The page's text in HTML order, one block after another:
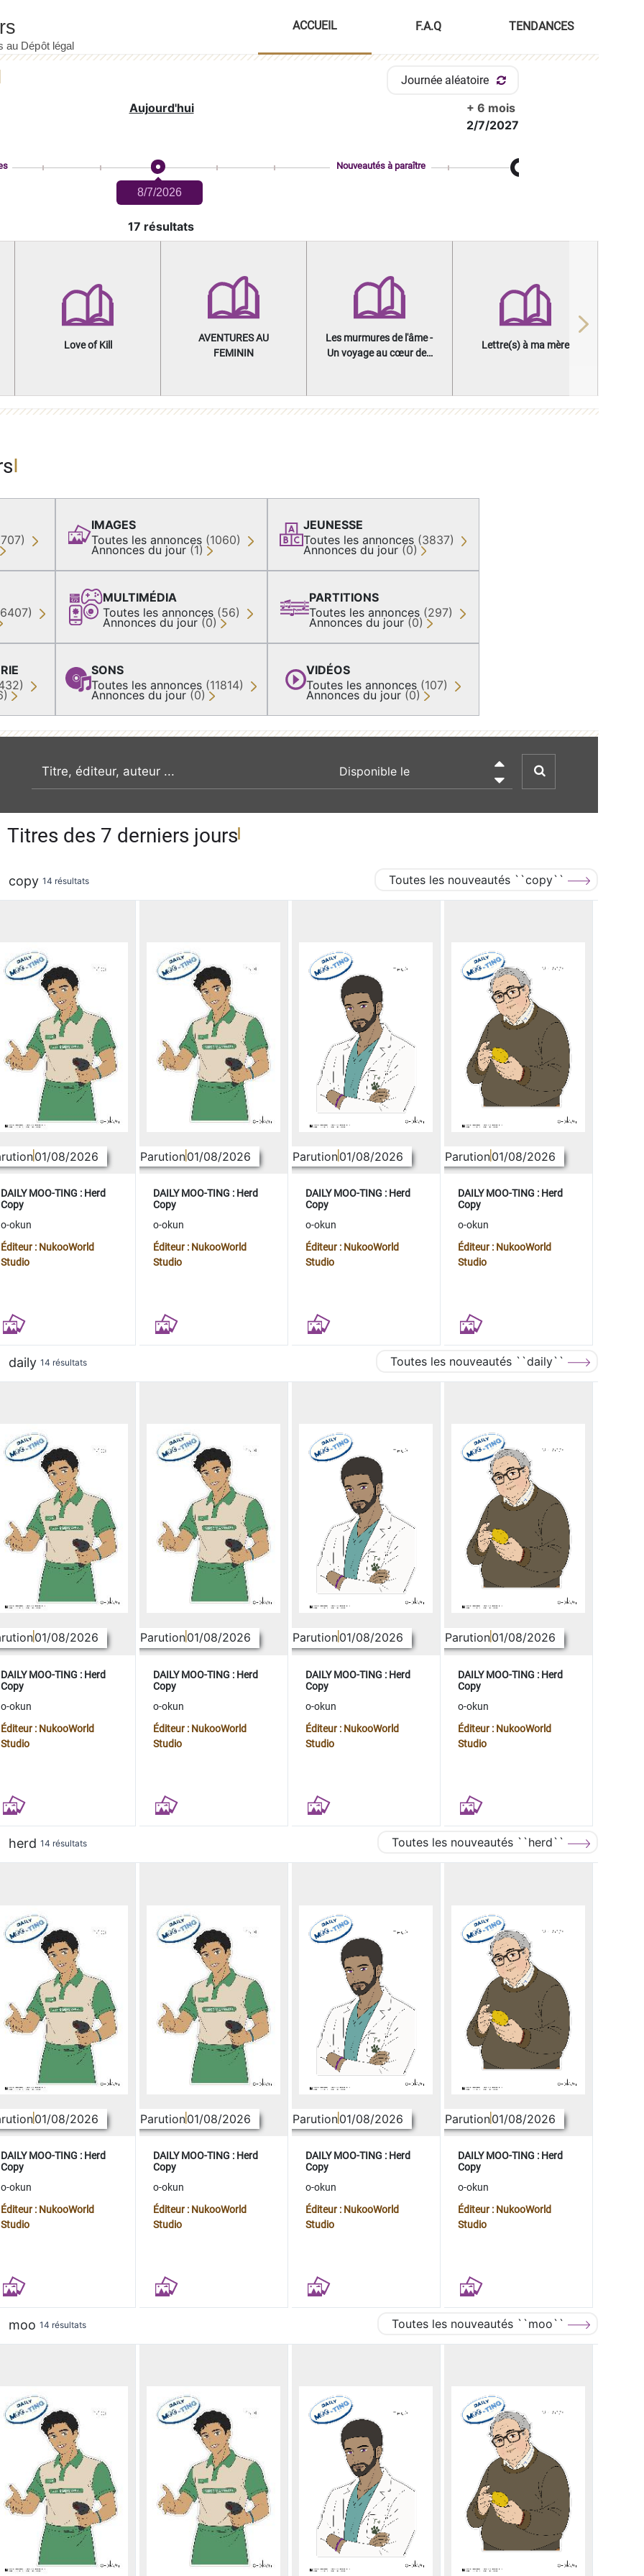
ACCUEIL F.A.Q TENDANCES
Journée aléatoire
Aujourd'hui
+ 6 mois
2/7/2027
8/7/2026
Nouveautés à paraître
17 résultats
Love of Kill
AVENTURES AU
FEMININ
Les murmures de l'âme -
Un voyage au cœur des
Lettre(s) à ma mère
Next
IMAGES
Toutes les annonces (1060)
Annonces du jour (1)
MULTIMÉDIA
Toutes les annonces (56)
Annonces du jour (0)
SONS
Toutes les annonces (11814)
Annonces du jour (0)
JEUNESSE
Toutes les annonces (3837)
Annonces du jour (0)
PARTITIONS
Toutes les annonces (297)
Annonces du jour (0)
VIDÉOS
Toutes les annonces (107)
Annonces du jour (0)
recherche par mot clé

Titres des 7 derniers jours
copy 14 résultats Toutes les nouveautés ``copy``
01/08/2026
DAILY MOO-TING : Herd
Copy
o-okun
Éditeur : NukooWorld
Studio
Parution01/08/2026
DAILY MOO-TING : Herd
Copy
o-okun
Éditeur : NukooWorld
Studio
Parution01/08/2026
DAILY MOO-TING : Herd
Copy
o-okun
Éditeur : NukooWorld
Studio
Parution01/08/2026
DAILY MOO-TING : Herd
Copy
o-okun
Éditeur : NukooWorld
Studio
daily 14 résultats Toutes les nouveautés ``daily``
01/08/2026
DAILY MOO-TING : Herd
Copy
o-okun
Éditeur : NukooWorld
Studio
Parution01/08/2026
DAILY MOO-TING : Herd
Copy
o-okun
Éditeur : NukooWorld
Studio
Parution01/08/2026
DAILY MOO-TING : Herd
Copy
o-okun
Éditeur : NukooWorld
Studio
Parution01/08/2026
DAILY MOO-TING : Herd
Copy
o-okun
Éditeur : NukooWorld
Studio
herd 14 résultats Toutes les nouveautés ``herd``
01/08/2026
DAILY MOO-TING : Herd
Copy
o-okun
Éditeur : NukooWorld
Studio
Parution01/08/2026
DAILY MOO-TING : Herd
Copy
o-okun
Éditeur : NukooWorld
Studio
Parution01/08/2026
DAILY MOO-TING : Herd
Copy
o-okun
Éditeur : NukooWorld
Studio
Parution01/08/2026
DAILY MOO-TING : Herd
Copy
o-okun
Éditeur : NukooWorld
Studio
moo 14 résultats Toutes les nouveautés ``moo``